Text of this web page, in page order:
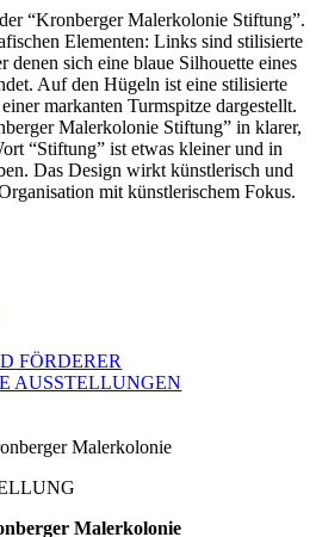
FÖRDERER
AUSSTELLUNGEN
Malerkolonie